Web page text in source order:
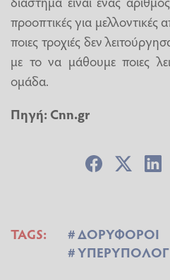
προοπτικές για
ποιες τροχιές δεν
με το να μάθουμε ποιες
ομάδα.
Πηγή: Cnn.gr
TAGS:
ΔΟΡΥΦΟΡΟΙ